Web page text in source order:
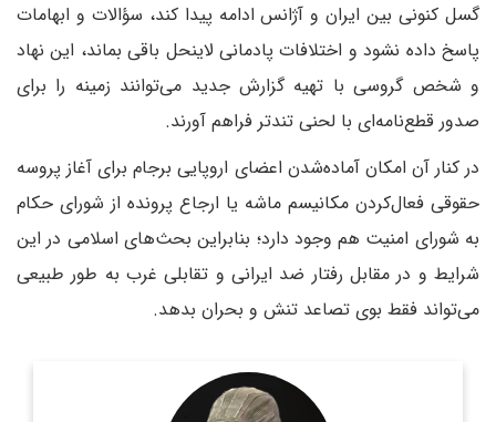
گسل کنونی بین ایران و آژانس ادامه پیدا کند، سؤالات و ابهامات
پاسخ داده نشود و اختلافات پادمانی لاینحل باقی بماند، این نهاد
و شخص گروسی با تهیه گزارش جدید می‌توانند زمینه را برای
صدور قطع‌نامه‌ای با لحنی تندتر فراهم آورند.
در کنار آن امکان آماده‌شدن اعضای اروپایی برجام برای آغاز پروسه
حقوقی فعال‌کردن مکانیسم ماشه یا ارجاع پرونده از شورای حکام
به شورای امنیت هم وجود دارد؛ بنابراین بحث‌های اسلامی در این
شرایط و در مقابل رفتار ضد ایرانی و تقابلی غرب به طور طبیعی
می‌تواند فقط بوی تصاعد تنش و بحران بدهد.
روزنامه نگار و کارشناس ارشد روزنامه نگاری سیاسی و عضو